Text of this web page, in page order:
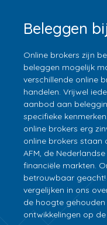
Beleggen
Online brokers zijn
beleggen mogelijk
verschillende online
handelen. Vrijwel
aanbod aan
specifieke
online brokers erg
online brokers staan
AFM, de
financiële markten.
betrouwbaar
vergelijken in ons
de hoogte
ontwikkelingen op